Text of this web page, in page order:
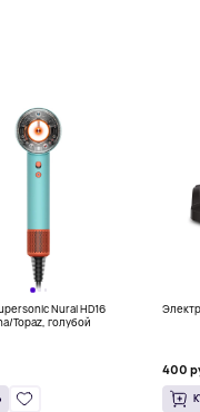
Nural HD16
Topaz, голубой
400